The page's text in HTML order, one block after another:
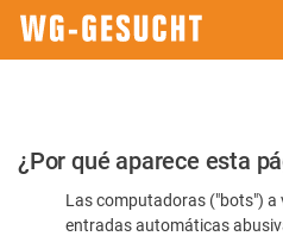
Por
favor,
confirme
¿Por qué aparece esta
Las computadoras ("bots") a
entradas automáticas